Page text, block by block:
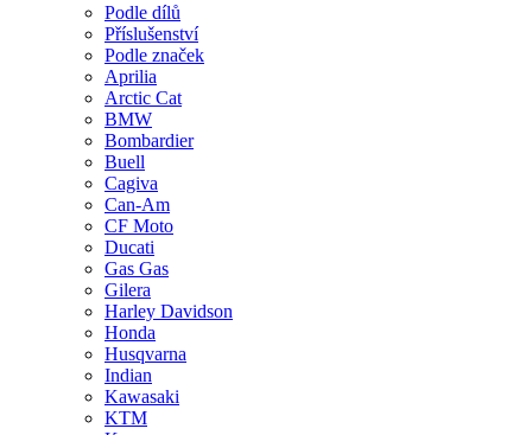
Podle dílů
Příslušenství
Podle značek
Aprilia
Arctic Cat
BMW
Bombardier
Buell
Cagiva
Can-Am
CF Moto
Ducati
Gas Gas
Gilera
Harley Davidson
Honda
Husqvarna
Indian
Kawasaki
KTM